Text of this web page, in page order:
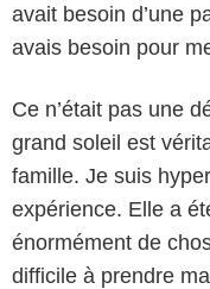
avait besoin d’une
avais besoin pour
Ce n’était pas une
grand soleil est
famille. Je suis
expérience. Elle a
énormément de
difficile à prendre